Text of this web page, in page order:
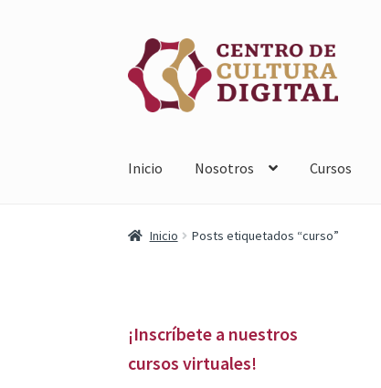
Saltar
a
navegación
al
contenido
Inicio Nosotros Cursos
Inicio Posts etiquetados “curso”
¡Inscríbete a nuestros
cursos virtuales!